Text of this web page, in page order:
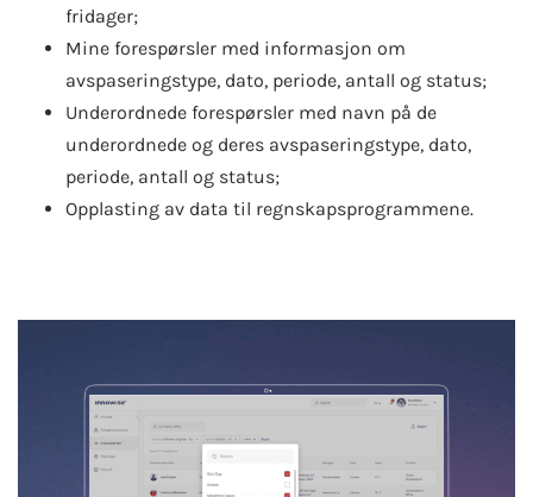
fridager;
Mine forespørsler med informasjon om
avspaseringstype, dato, periode, antall og status;
Underordnede forespørsler med navn på de
underordnede og deres avspaseringstype, dato,
periode, antall og status;
Opplasting av data til regnskapsprogrammene.